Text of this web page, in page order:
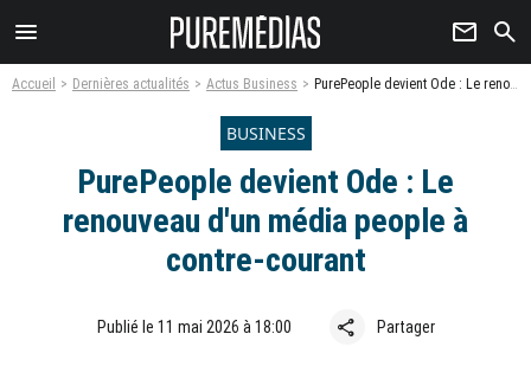
menu newsletter search
Accueil Dernières actualités Actus Business PurePeople devient Ode : Le renouveau d'un média people à contre-courant
BUSINESS
PurePeople devient Ode : Le
renouveau d'un média people à
contre-courant
Publié le 11 mai 2026 à 18:00 share Partager